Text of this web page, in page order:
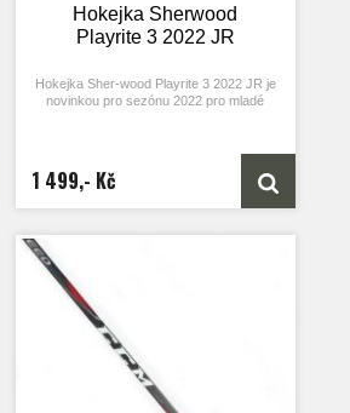
Hokejka Sherwood
Playrite 3 2022 JR
Hokejka Sher-wood Playrite 3 2022 JR je
novinkou pro sezónu 2022 pro mladé
1 499,- Kč